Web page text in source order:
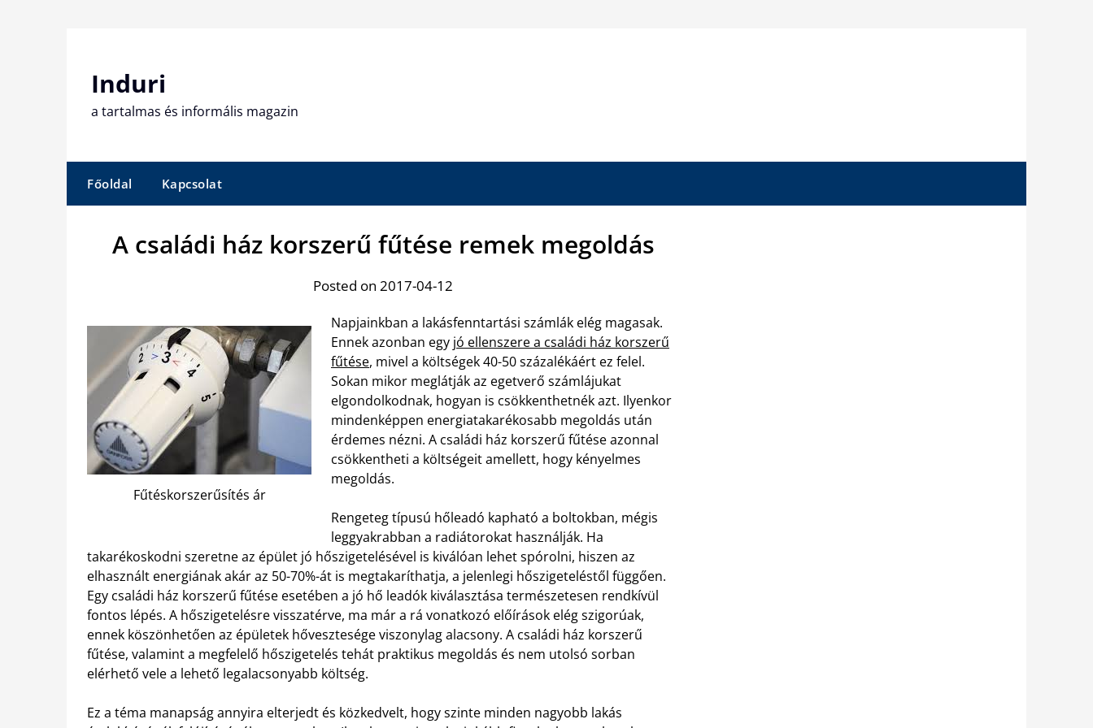
Induri
a tartalmas és informális magazin
Főoldal Kapcsolat
A családi ház korszerű fűtése remek megoldás
Posted on 2017-04-12
Fűtéskorszerűsítés ár
Napjainkban a lakásfenntartási számlák elég magasak.
Ennek azonban egy jó ellenszere a családi ház korszerű
fűtése, mivel a költségek 40-50 százalékáért ez felel.
Sokan mikor meglátják az egetverő számlájukat
elgondolkodnak, hogyan is csökkenthetnék azt. Ilyenkor
mindenképpen energiatakarékosabb megoldás után
érdemes nézni. A családi ház korszerű fűtése azonnal
csökkentheti a költségeit amellett, hogy kényelmes
megoldás.
Rengeteg típusú hőleadó kapható a boltokban, mégis
leggyakrabban a radiátorokat használják. Ha
takarékoskodni szeretne az épület jó hőszigetelésével is kiválóan lehet spórolni, hiszen az
elhasznált energiának akár az 50-70%-át is megtakaríthatja, a jelenlegi hőszigeteléstől függően.
Egy családi ház korszerű fűtése esetében a jó hő leadók kiválasztása természetesen rendkívül
fontos lépés. A hőszigetelésre visszatérve, ma már a rá vonatkozó előírások elég szigorúak,
ennek köszönhetően az épületek hővesztesége viszonylag alacsony. A családi ház korszerű
fűtése, valamint a megfelelő hőszigetelés tehát praktikus megoldás és nem utolsó sorban
elérhető vele a lehető legalacsonyabb költség.
Ez a téma manapság annyira elterjedt és közkedvelt, hogy szinte minden nagyobb lakás